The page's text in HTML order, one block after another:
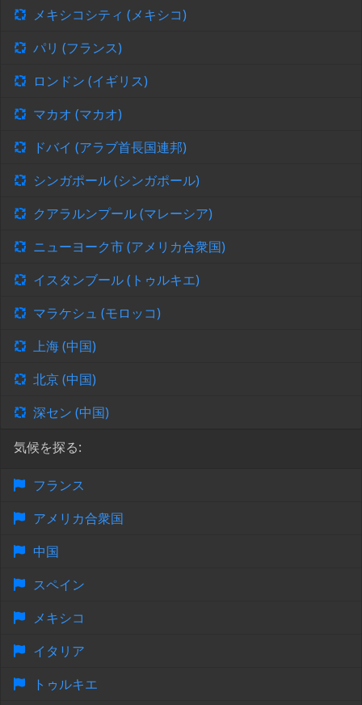
メキシコシティ (メキシコ)
パリ (フランス)
ロンドン (イギリス)
マカオ (マカオ)
ドバイ (アラブ首長国連邦)
シンガポール (シンガポール)
クアラルンプール (マレーシア)
ニューヨーク市 (アメリカ合衆国)
イスタンブール (トゥルキエ)
マラケシュ (モロッコ)
上海 (中国)
北京 (中国)
深セン (中国)
気候を探る:
フランス
アメリカ合衆国
中国
スペイン
メキシコ
イタリア
トゥルキエ